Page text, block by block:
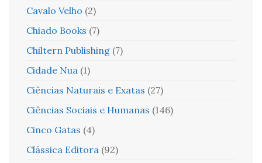
Cavalo Velho (2)
Chiado Books (7)
Chiltern Publishing (7)
Cidade Nua (1)
Ciências Naturais e Exatas (27)
Ciências Sociais e Humanas (146)
Cinco Gatas (4)
Clássica Editora (92)